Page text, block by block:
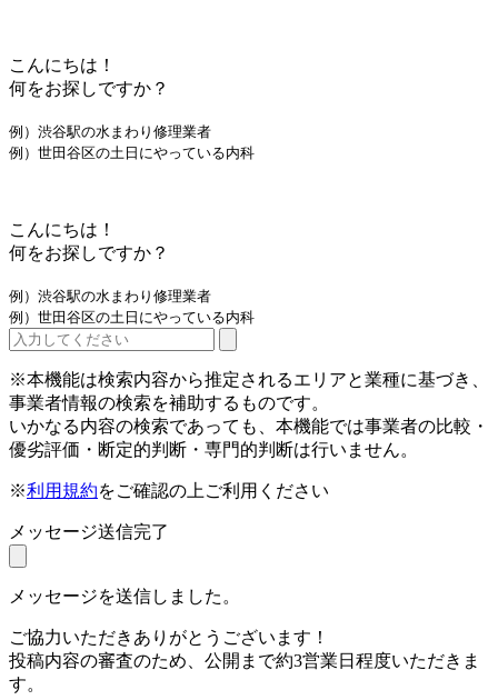
こんにちは！
何をお探しですか？
例）渋谷駅の水まわり修理業者
例）世田谷区の土日にやっている内科
こんにちは！
何をお探しですか？
例）渋谷駅の水まわり修理業者
例）世田谷区の土日にやっている内科
※本機能は検索内容から推定されるエリアと業種に基づき、
事業者情報の検索を補助するものです。
いかなる内容の検索であっても、本機能では事業者の比較・
優劣評価・断定的判断・専門的判断は行いません。
※利用規約をご確認の上ご利用ください
メッセージ送信完了
メッセージを送信しました。
ご協力いただきありがとうございます！
投稿内容の審査のため、公開まで約3営業日程度いただきま
す。